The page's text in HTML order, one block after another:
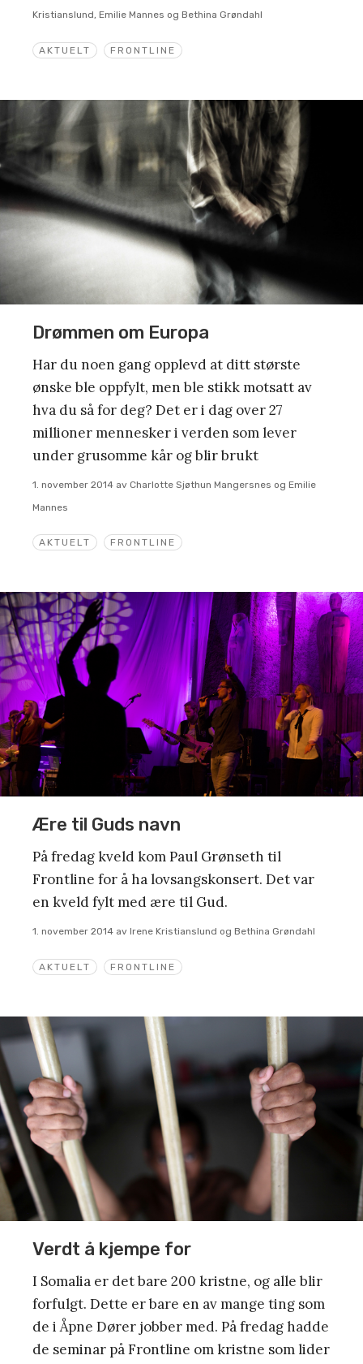
AKTUELT FRONTLINE
Kristianslund, Emilie Mannes og Bethina Grøndahl
AKTUELT FRONTLINE
Drømmen om Europa
Har du noen gang opplevd at ditt største
ønske ble oppfylt, men ble stikk motsatt av
hva du så for deg? Det er i dag over 27
millioner mennesker i verden som lever
under grusomme kår og blir brukt
1. november 2014 av Charlotte Sjøthun Mangersnes og Emilie
Mannes
AKTUELT FRONTLINE
Ære til Guds navn
På fredag kveld kom Paul Grønseth til
Frontline for å ha lovsangskonsert. Det var
en kveld fylt med ære til Gud.
1. november 2014 av Irene Kristianslund og Bethina Grøndahl
Verdt å kjempe for
I Somalia er det bare 200 kristne, og alle blir
forfulgt. Dette er bare en av mange ting som
de i Åpne Dører jobber med. På fredag hadde
de seminar på Frontline om kristne som lider